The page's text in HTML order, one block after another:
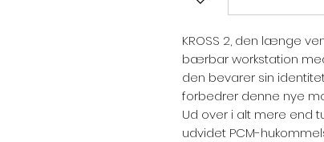
KROSS 2, den længe
bærbar workstation
den bevarer sin
forbedrer denne nye
Ud over i alt mere end
udvidet PCM-